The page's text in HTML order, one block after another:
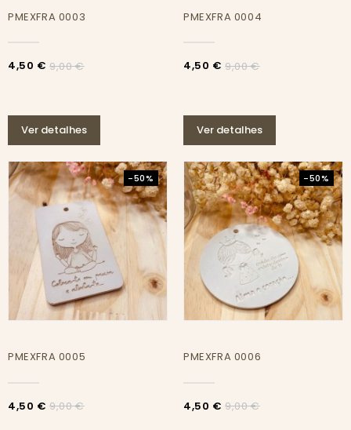
PMEXFRA 0003
4,50 € 9,00 €
Ver detalhes
PMEXFRA 0004
4,50 € 9,00 €
Ver detalhes
-50%
PMEXFRA 0005
4,50 € 9,00 €
-50%
PMEXFRA 0006
4,50 € 9,00 €